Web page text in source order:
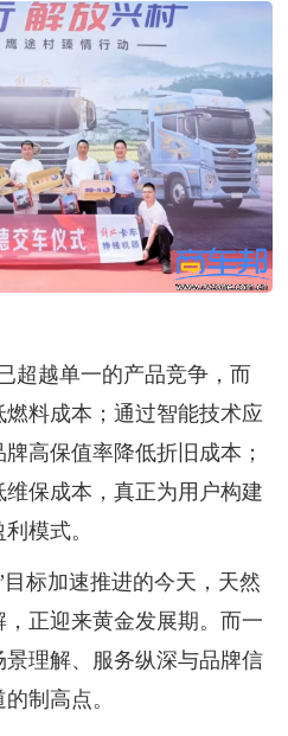
超越单一的产品竞争，而
料成本；通过智能技术应
高保值率降低折旧成本；
保成本，真正为用户构建
模式。
标加速推进的今天，天然
正迎来黄金发展期。而一
理解、服务纵深与品牌信
制高点。